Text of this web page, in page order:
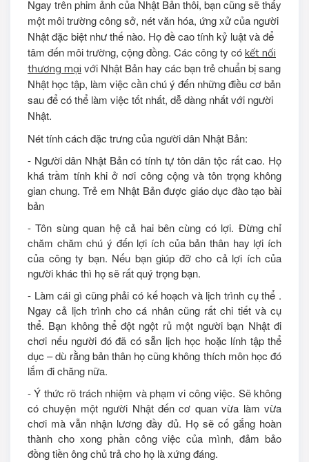
Ngay trên phim ảnh của Nhật Bản thôi, bạn cũng sẽ thấy
một môi trường công sở, nét văn hóa, ứng xử của người
Nhật đặc biệt như thế nào. Họ đề cao tính kỷ luật và để
tâm đến môi trường, cộng đồng. Các công ty có kết nối
thương mại với Nhật Bản hay các bạn trẻ chuẩn bị sang
Nhật học tập, làm việc cần chú ý đến những điều cơ bản
sau để có thể làm việc tốt nhất, dễ dàng nhất với người
Nhật.
Nét tính cách đặc trưng của người dân Nhật Bản:
- Người dân Nhật Bản có tính tự tôn dân tộc rất cao. Họ
khá trầm tính khi ở nơi công cộng và tôn trọng không
gian chung. Trẻ em Nhật Bản được giáo dục đào tạo bài
bản
- Tôn sùng quan hệ cả hai bên cùng có lợi. Đừng chỉ
chăm chăm chú ý đến lợi ích của bản thân hay lợi ích
của công ty bạn. Nếu bạn giúp đỡ cho cả lợi ích của
người khác thì họ sẽ rất quý trọng bạn.
- Làm cái gì cũng phải có kế hoạch và lịch trình cụ thể .
Ngay cả lịch trình cho cá nhân cũng rất chi tiết và cụ
thể. Bạn không thể đột ngột rủ một người bạn Nhật đi
chơi nếu người đó đã có sẵn lịch học hoặc lính tập thể
dục – dù rằng bản thân họ cũng không thích môn học đó
lắm đi chăng nữa.
- Ý thức rõ trách nhiệm và phạm vi công việc. Sẽ không
có chuyện một người Nhật đến cơ quan vừa làm vừa
chơi mà vẫn nhận lương đầy đủ. Họ sẽ cố gắng hoàn
thành cho xong phần công việc của mình, đảm bảo
đồng tiền ông chủ trả cho họ là xứng đáng.